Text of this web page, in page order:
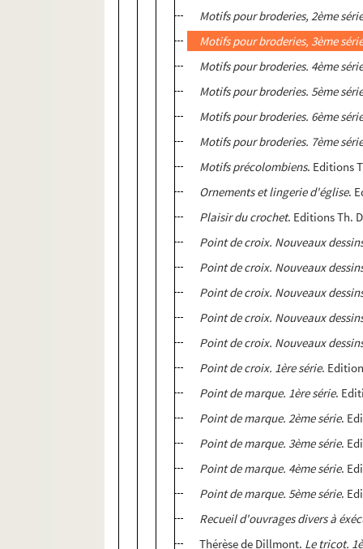
Motifs pour broderies, 2ème
Motifs pour broderies, 3ème
Motifs pour broderies. 4ème
Motifs pour broderies. 5ème
Motifs pour broderies. 6ème
Motifs pour broderies. 7ème
Motifs précolombiens. Editions
Ornements et lingerie d'église.
Plaisir du crochet. Editions Th.
Point de croix. Nouveaux
Point de croix. Nouveaux
Point de croix. Nouveaux
Point de croix. Nouveaux
Point de croix. Nouveaux
Point de croix. 1ère série.
Point de marque. 1ère série.
Point de marque. 2ème série.
Point de marque. 3ème série.
Point de marque. 4ème série.
Point de marque. 5ème série.
Recueil d'ouvrages divers à
Thérèse de Dillmont. Le tricot.